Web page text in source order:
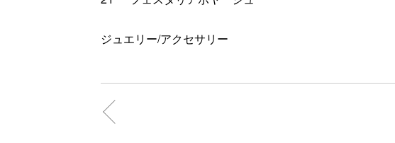
ジュエリー/アクセサリー